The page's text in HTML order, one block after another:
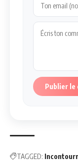
Publier le
TAGGED: